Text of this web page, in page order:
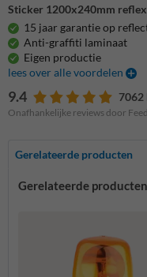
Sticker 1200x240mm
15 jaar garantie op
Anti-graffiti laminaat
Eigen productie
lees over alle voordelen
9.4 7062
Onafhankelijke reviews door
Gerelateerde producten
Gerelateerde